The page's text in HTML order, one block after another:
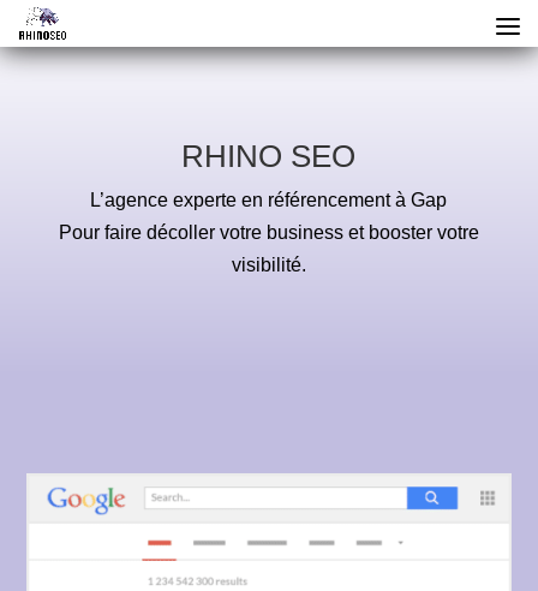
RHINO SEO
L’agence experte en référencement à Gap
Pour faire décoller votre business et booster votre
visibilité.